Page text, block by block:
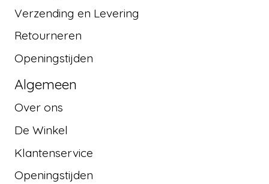
Verzending en Levering
Retourneren
Openingstijden
Algemeen
Over ons
De Winkel
Klantenservice
Openingstijden